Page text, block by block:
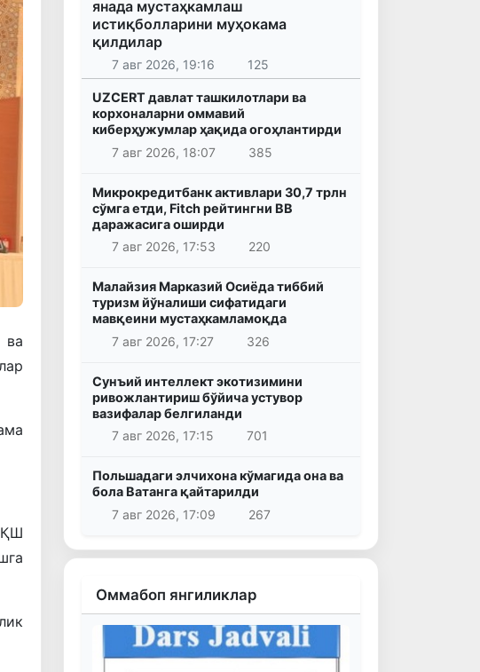
янада мустаҳкамлаш
истиқболларини муҳокама
қилдилар
7 авг 2026, 19:16 125
UZCERT давлат ташкилотлари ва
корхоналарни оммавий
киберҳужумлар ҳақида огоҳлантирди
7 авг 2026, 18:07
385
Микрокредитбанк активлари 30,7 трлн
сўмга етди, Fitch рейтингни BB
даражасига оширди
7 авг 2026, 17:53
220
Малайзия Марказий Осиёда тиббий
туризм йўналиши сифатидаги
мавқеини мустаҳкамламоқда
7 авг 2026, 17:27
326
Сунъий интеллект экотизимини
ривожлантириш бўйича устувор
вазифалар белгиланди
7 авг 2026, 17:15
701
Польшадаги элчихона кўмагида она ва
бола Ватанга қайтарилди
7 авг 2026, 17:09
267
Оммабоп янгиликлар